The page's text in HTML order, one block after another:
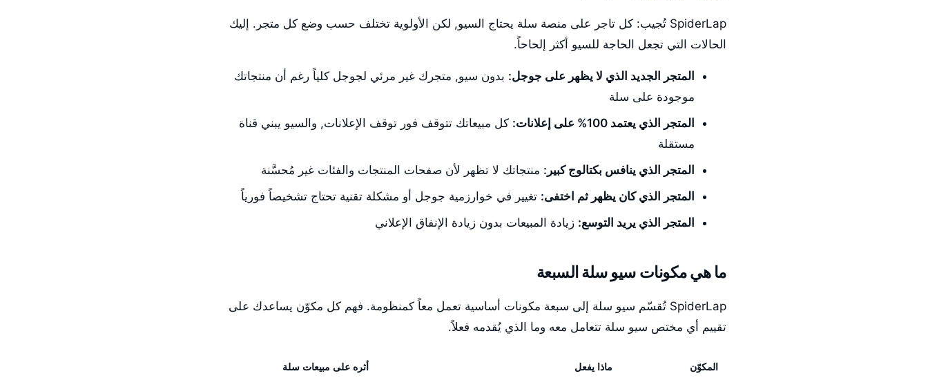
SpiderLap تُجيب: كل تاجر على منصة سلة يحتاج السيو, لكن الأولوية تختلف حسب وضع كل متجر. إليك
الحالات التي تجعل الحاجة للسيو أكثر إلحاحاً.
المتجر الجديد الذي لا يظهر على جوجل: بدون سيو, متجرك غير مرئي لجوجل كلياً رغم أن منتجاتك
موجودة على سلة
المتجر الذي يعتمد 100% على إعلانات:
كل مبيعاتك تتوقف فور توقف الإعلانات, والسيو يبني قناة
مستقلة
المتجر الذي ينافس بكتالوج كبير: منتجاتك لا تظهر لأن صفحات المنتجات والفئات غير مُحسَّنة
المتجر الذي كان يظهر ثم اختفى: تغيير في خوارزمية جوجل أو مشكلة تقنية تحتاج تشخيصاً فورياً
المتجر الذي يريد التوسع: زيادة المبيعات بدون زيادة الإنفاق الإعلاني
ما هي مكونات سيو سلة السبعة
SpiderLap تُقسّم سيو سلة إلى سبعة مكونات أساسية تعمل معاً كمنظومة. فهم كل مكوّن يساعدك على
تقييم أي مختص سيو سلة تتعامل معه وما الذي يُقدمه فعلاً.
المكوّن ماذا يفعل أثره على مبيعات سلة